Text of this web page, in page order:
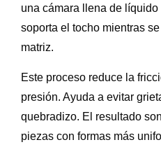
una cámara llena de
soporta el tocho mientras
matriz.
Este proceso reduce la
presión. Ayuda a evitar
quebradizo. El resultado
piezas con formas más